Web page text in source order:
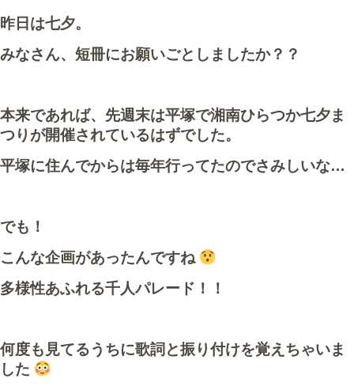
昨日は七夕。
みなさん、短冊にお願いごとしましたか？？
本来であれば、先週末は平塚で湘南ひらつか七夕ま
つりが開催されているはずでした。
平塚に住んでからは毎年行ってたのでさみしいな…
でも！
こんな企画があったんですね
多様性あふれる千人パレード！！
何度も見てるうちに歌詞と振り付けを覚えちゃいま
した